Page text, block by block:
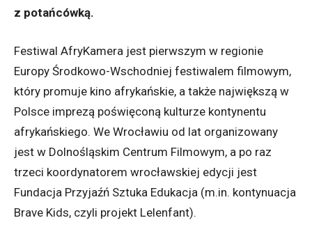
z potańcówką.
Festiwal AfryKamera jest pierwszym w regionie
Europy Środkowo-Wschodniej festiwalem filmowym,
który promuje kino afrykańskie, a także największą w
Polsce imprezą poświęconą kulturze kontynentu
afrykańskiego. We Wrocławiu od lat organizowany
jest w Dolnośląskim Centrum Filmowym, a po raz
trzeci koordynatorem wrocławskiej edycji jest
Fundacja Przyjaźń Sztuka Edukacja (m.in. kontynuacja
Brave Kids, czyli projekt Lelenfant).